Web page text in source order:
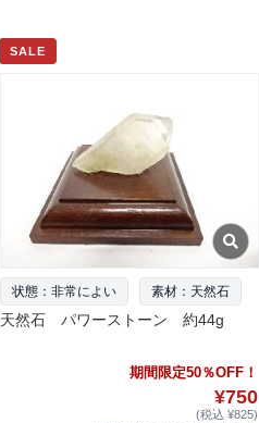
SALE
状態：非常によい 素材：天然石
天然石 パワーストーン 約44g
期間限定50％OFF！
¥750
(税込 ¥825)